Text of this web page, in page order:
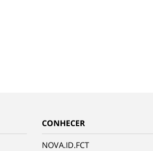
CONHECER
NOVA.ID.FCT